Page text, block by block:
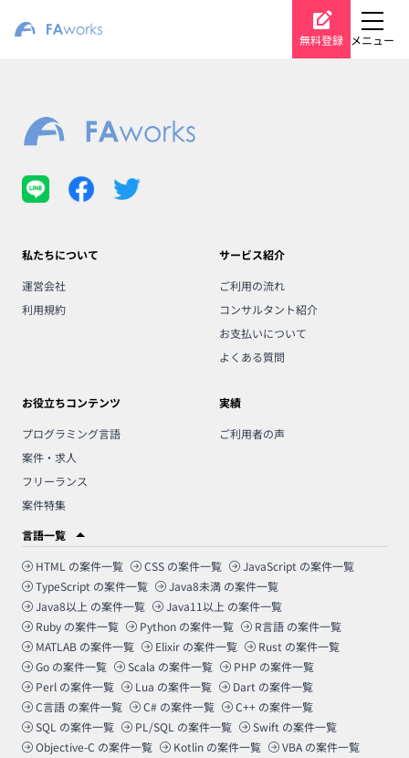
無料登録 メニュー
私たちについて
運営会社
利用規約
サービス紹介
ご利用の流れ
コンサルタント紹介
お支払いについて
よくある質問
お役立ちコンテンツ
プログラミング言語
案件・求人
フリーランス
案件特集
実績
ご利用者の声
言語一覧
HTML の案件一覧 CSS の案件一覧 JavaScript の案件一覧
TypeScript の案件一覧 Java8未満 の案件一覧
Java8以上 の案件一覧 Java11以上 の案件一覧
Ruby の案件一覧 Python の案件一覧 R言語 の案件一覧
MATLAB の案件一覧 Elixir の案件一覧 Rust の案件一覧
Go の案件一覧 Scala の案件一覧 PHP の案件一覧
Perl の案件一覧 Lua の案件一覧 Dart の案件一覧
C言語 の案件一覧 C# の案件一覧 C++ の案件一覧
SQL の案件一覧 PL/SQL の案件一覧 Swift の案件一覧
Objective-C の案件一覧 Kotlin の案件一覧 VBA の案件一覧